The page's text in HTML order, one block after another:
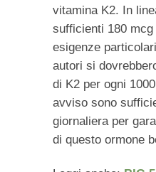
vitamina K2. In
sufficienti 180
esigenze
autori si
di K2 per ogni
avviso sono
giornaliera per
di questo ormone